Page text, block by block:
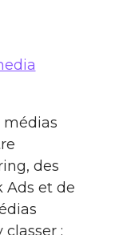
médias
des
Ads et de
: